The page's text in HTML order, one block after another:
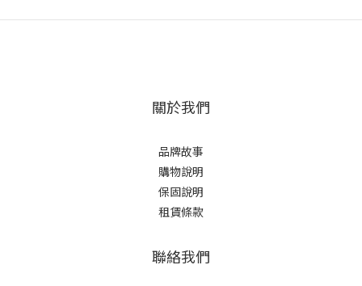
關於我們
品牌故事
購物說明
保固說明
租賃條款
聯絡我們